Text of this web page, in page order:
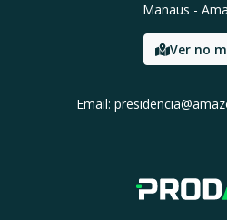
Manaus -
Ver no
Email: